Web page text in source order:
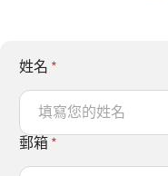
姓名 *
郵箱*